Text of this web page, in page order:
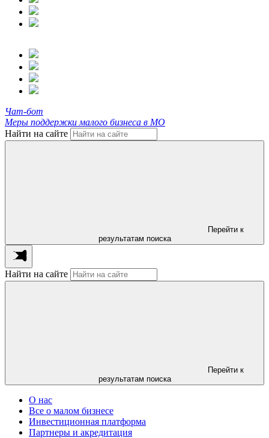
Чат-бот
Меры поддержки малого бизнеса в МО
Найти на сайте
Перейти к
результатам поиска
Найти на сайте
Перейти к
результатам поиска
О нас
Все о малом бизнесе
Инвестиционная платформа
Партнеры и акредитация